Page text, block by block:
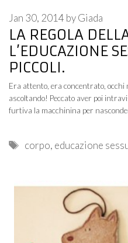
LA REGOLA
L’EDUCAZIONE
PICCOLI.
Jan 30, 2014 byGiada
Era attento, era concentrato, occhi
ascoltando! Peccato aver poi
furtiva la macchinina per
Tags
corpo, educazione